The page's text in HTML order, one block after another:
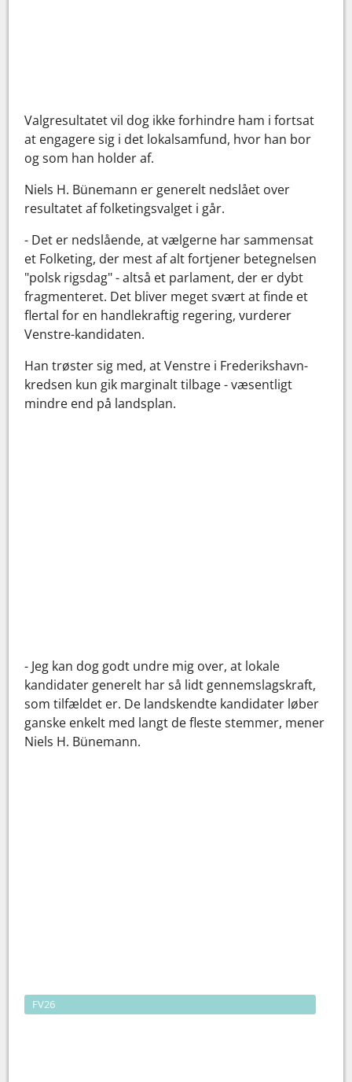
Valgresultatet vil dog ikke forhindre ham i fortsat
at engagere sig i det lokalsamfund, hvor han bor
og som han holder af.
Niels H. Bünemann er generelt nedslået over
resultatet af folketingsvalget i går.
- Det er nedslående, at vælgerne har sammensat
et Folketing, der mest af alt fortjener betegnelsen
"polsk rigsdag" - altså et parlament, der er dybt
fragmenteret. Det bliver meget svært at finde et
flertal for en handlekraftig regering, vurderer
Venstre-kandidaten.
Han trøster sig med, at Venstre i Frederikshavn-
kredsen kun gik marginalt tilbage - væsentligt
mindre end på landsplan.
- Jeg kan dog godt undre mig over, at lokale
kandidater generelt har så lidt gennemslagskraft,
som tilfældet er. De landskendte kandidater løber
ganske enkelt med langt de fleste stemmer, mener
Niels H. Bünemann.
FV26